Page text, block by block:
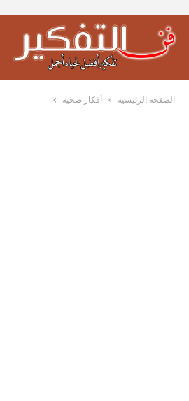
الصفحة الرئيسية أفكار صحية